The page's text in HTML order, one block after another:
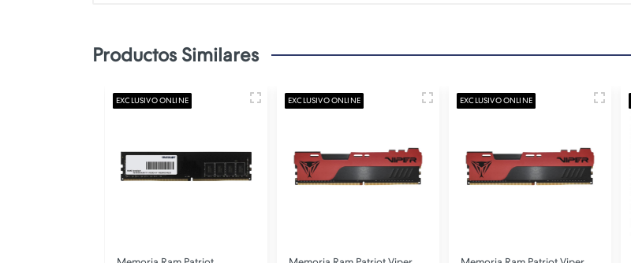
Productos Similares
EXCLUSIVO ONLINE EXCLUSIVO ONLINE EXCLUSIVO ONLINE